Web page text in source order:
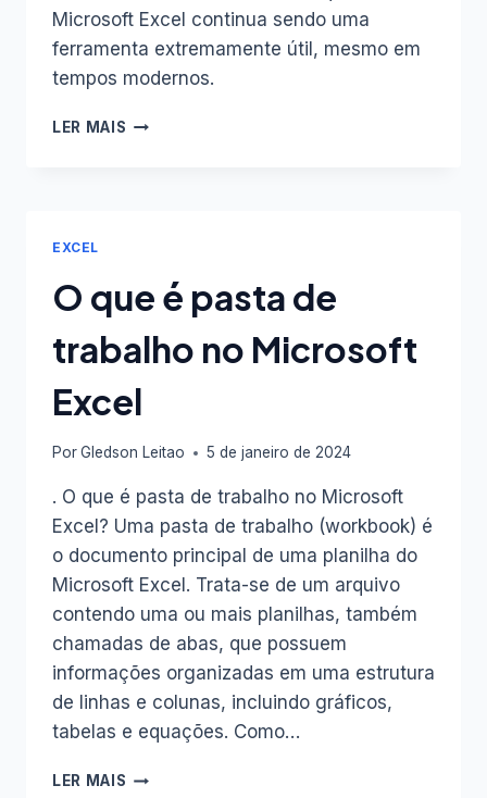
Microsoft Excel continua sendo uma
ferramenta extremamente útil, mesmo em
tempos modernos.
LER MAIS
EXCEL
O que é pasta de
trabalho no Microsoft
Excel
PorGledson Leitao 5 de janeiro de 2024
. O que é pasta de trabalho no Microsoft
Excel? Uma pasta de trabalho (workbook) é
o documento principal de uma planilha do
Microsoft Excel. Trata-se de um arquivo
contendo uma ou mais planilhas, também
chamadas de abas, que possuem
informações organizadas em uma estrutura
de linhas e colunas, incluindo gráficos,
tabelas e equações. Como…
LER MAIS O